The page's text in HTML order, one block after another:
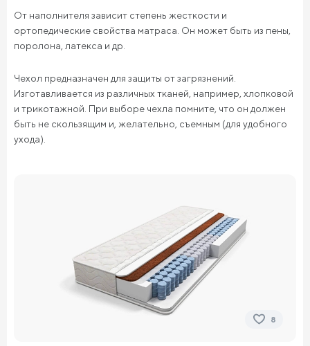
От наполнителя зависит степень жесткости и
ортопедические свойства матраса. Он может быть из пены,
поролона, латекса и др.
Чехол предназначен для защиты от загрязнений.
Изготавливается из различных тканей, например, хлопковой
и трикотажной. При выборе чехла помните, что он должен
быть не скользящим и, желательно, съемным (для удобного
ухода).
8